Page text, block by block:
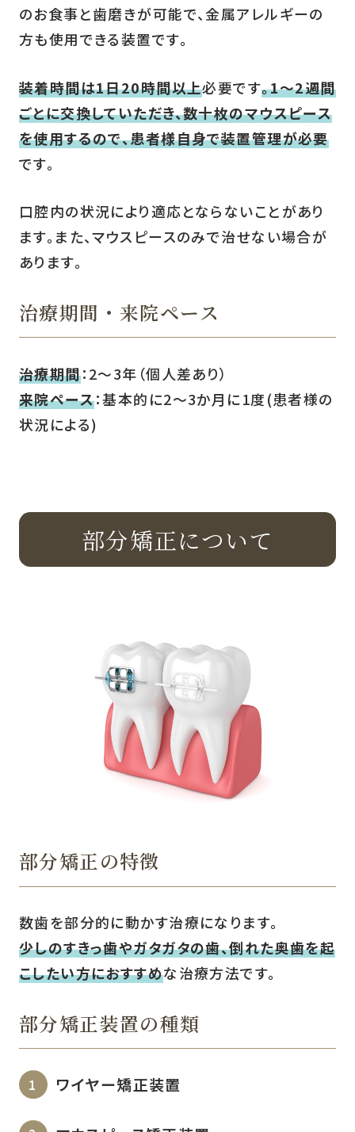
のお食事と歯磨きが可能で、金属アレルギーの
方も使用できる装置です。
装着時間は1日20時間以上必要です。1〜2週間
ごとに交換していただき、数十枚のマウスピース
を使用するので、患者様自身で装置管理が必要
です。
口腔内の状況により適応とならないことがあり
ます。また、マウスピースのみで治せない場合が
あります。
治療期間・来院ペース
治療期間：2〜3年（個人差あり）
来院ペース：基本的に2〜3か月に1度(患者様の
状況による)
部分矯正について
部分矯正の特徴
数歯を部分的に動かす治療になります。
少しのすきっ歯やガタガタの歯、倒れた奥歯を起
こしたい方におすすめな治療方法です。
部分矯正装置の種類
ワイヤー矯正装置